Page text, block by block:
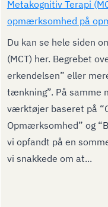
Metakognitiv Terapi
opmærksomhed på
Du kan se hele siden
(MCT) her. Begrebet
erkendelsen” eller
tænkning”. På samme
værktøjer baseret på
Opmærksomhed” og
vi opfandt på en
vi snakkede om at...